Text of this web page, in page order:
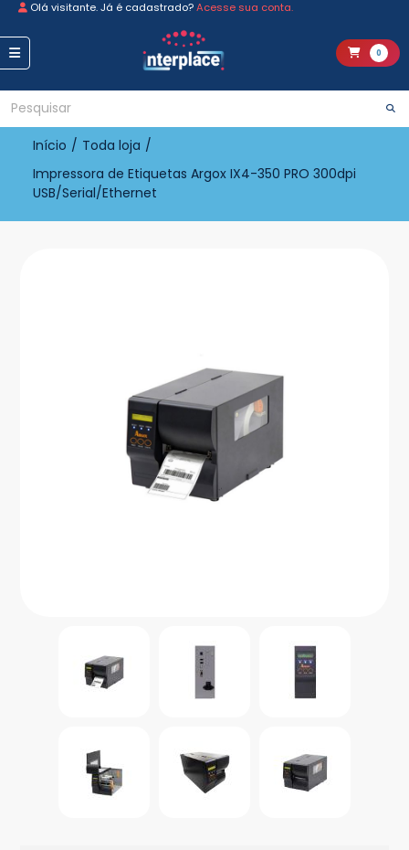
Olá visitante. Já é cadastrado?Acesse sua conta.
0
Início / Toda loja /
Impressora de Etiquetas Argox IX4-350 PRO 300dpi
USB/Serial/Ethernet